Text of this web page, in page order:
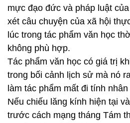
mực đạo đức và pháp luật
xét câu chuyện của xã hội
lúc trong tác phẩm văn học
không phù hợp.
Tác phẩm văn học có giá trị
trong bối cảnh lịch sử mà nó
làm tác phẩm mất đi tính
Nếu chiếu lăng kính hiện tại
trước cách mạng tháng Tám